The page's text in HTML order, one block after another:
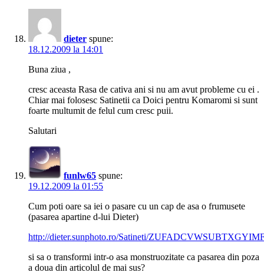
dieter spune:
18.12.2009 la 14:01
Buna ziua ,
cresc aceasta Rasa de cativa ani si nu am avut probleme cu ei .
Chiar mai folosesc Satinetii ca Doici pentru Komaromi si sunt
foarte multumit de felul cum cresc puii.
Salutari
funlw65 spune:
19.12.2009 la 01:55
Cum poti oare sa iei o pasare cu un cap de asa o frumusete
(pasarea apartine d-lui Dieter)
http://dieter.sunphoto.ro/Satineti/
si sa o transformi intr-o asa monstruozitate ca pasarea din poza
a doua din articolul de mai sus?